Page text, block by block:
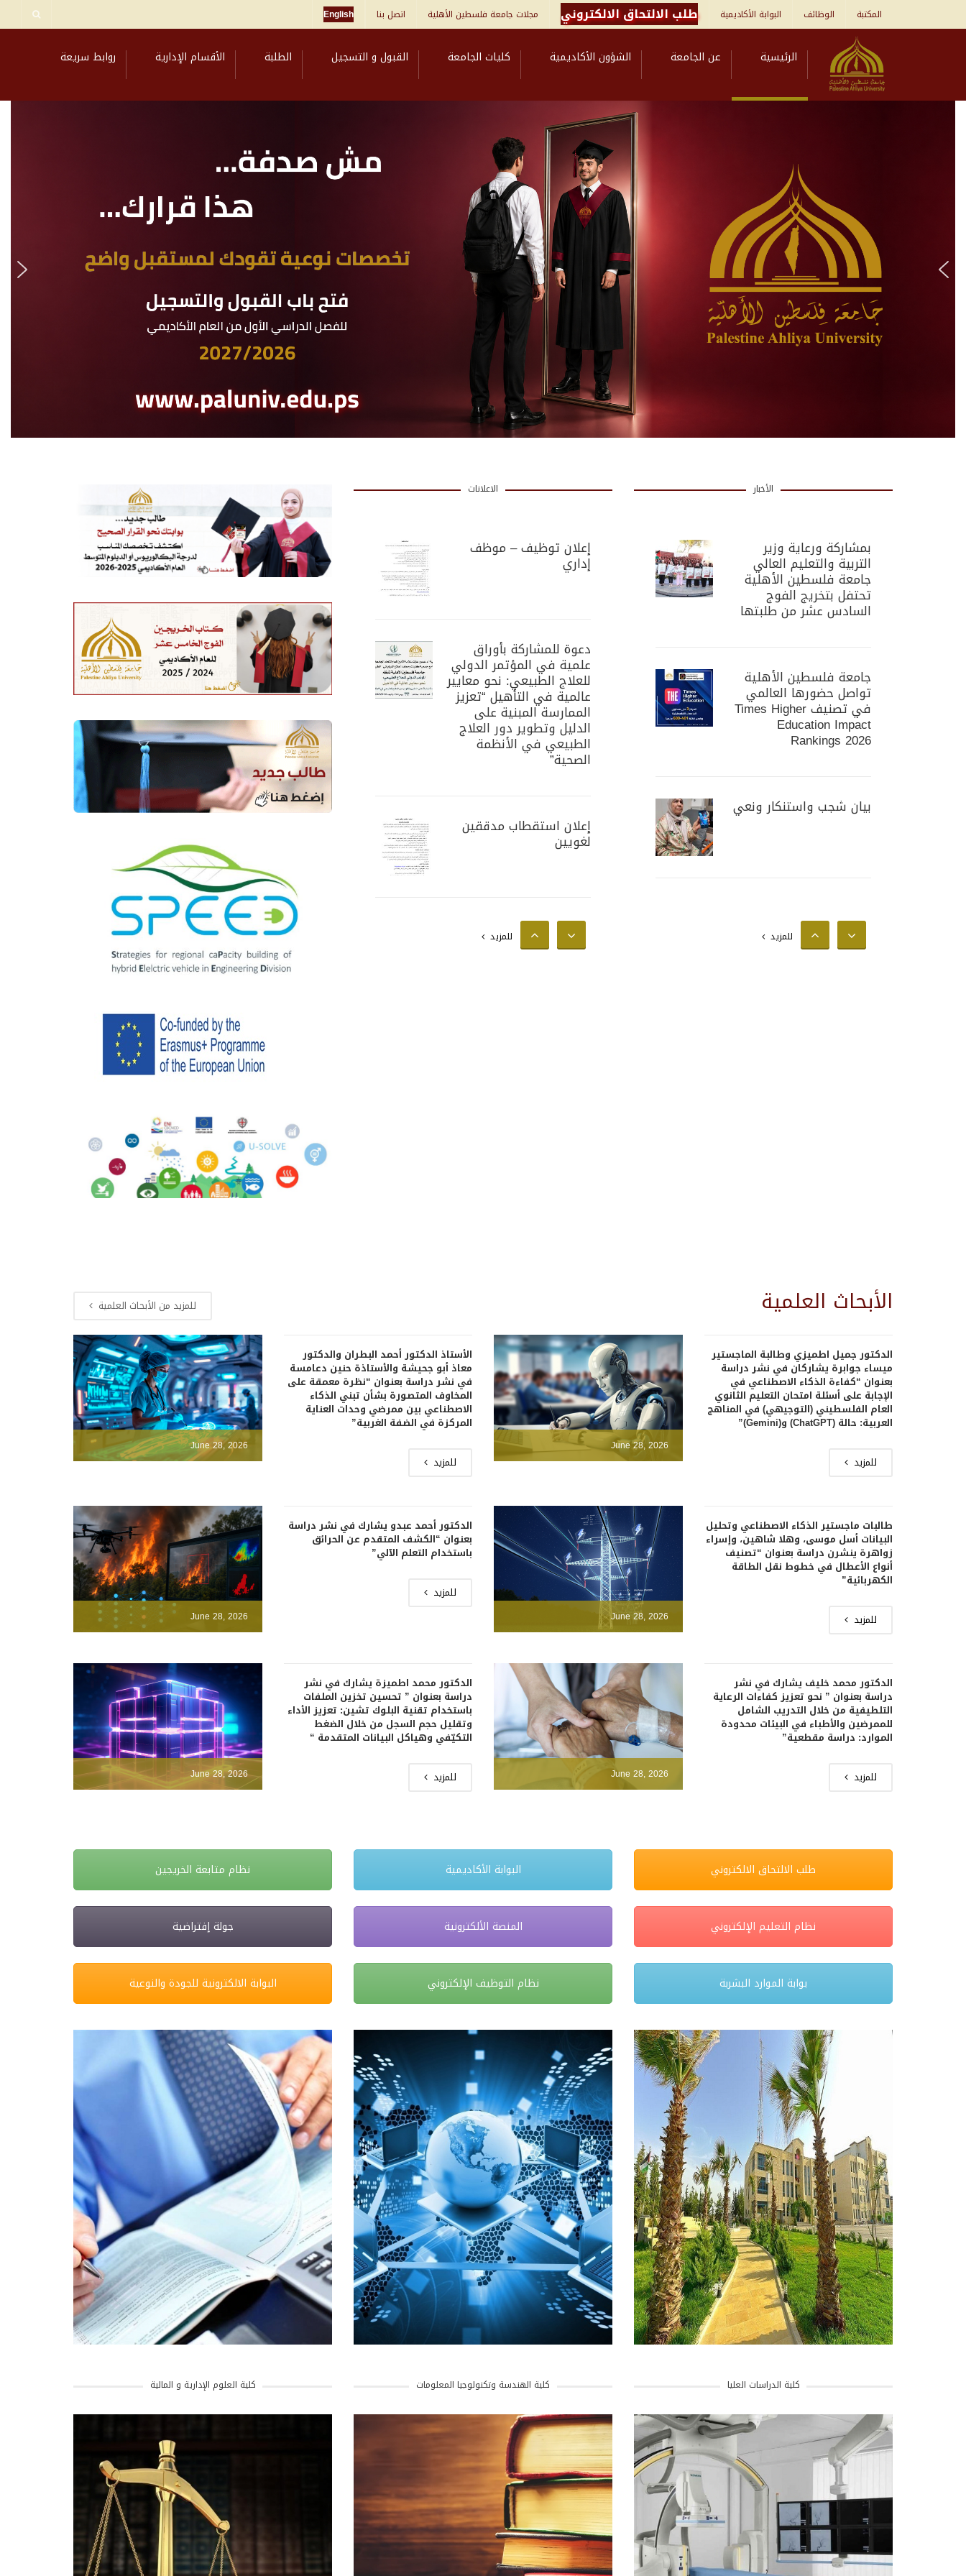
المكتبة الوظائف البوابة الأكاديمية طلب الالتحاق الالكتروني مجلات جامعة فلسطين الأهلية اتصل بنا English
الرئيسية عن الجامعة الشؤون الأكاديمية كليات الجامعة القبول و التسجيل الطلبة الأقسام الإدارية روابط سريعة
الاعلانات
إعلان توظيف – موظف
إداري
دعوة للمشاركة بأوراق
علمية في المؤتمر الدولي
للعلاج الطبيعي: نحو معايير
عالمية في التأهيل “تعزيز
الممارسة المبنية على
الدليل وتطوير دور العلاج
الطبيعي في الأنظمة
الصحية”
إعلان استقطاب مدققين
لغويين
إعلان استقطاب محللين
إحصائيين للمزيد
الأخبار
بمشاركة ورعاية وزير
التربية والتعليم العالي
جامعة فلسطين الأهلية
تحتفل بتخريج الفوج
السادس عشر من طلبتها
جامعة فلسطين الأهلية
تواصل حضورها العالمي
في تصنيف Times Higher
Education Impact
Rankings 2026
بيان شجب واستنكار ونعي
تستضيف وزير الزراعة
الفلسطيني لبحث سبل
تعزيز التعاون المشترك في
للمزيد
الأبحاث العلمية للمزيد من الأبحاث العلمية
June 28, 2026
الأستاذ الدكتور أحمد البطران والدكتور
معاذ أبو جحيشة والأستاذة حنين دعامسة
في نشر دراسة بعنوان “نظرة معمقة على
المخاوف المتصورة بشأن تبني الذكاء
الاصطناعي بين ممرضي وحدات العناية
المركزة في الضفة الغربية”
للمزيد
June 28, 2026
الدكتور جميل اطميزي وطالبة الماجستير
ميساء جوابرة يشاركان في نشر دراسة
بعنوان “كفاءة الذكاء الاصطناعي في
الإجابة على أسئلة امتحان التعليم الثانوي
العام الفلسطيني (التوجيهي) في المناهج
العربية: حالة (ChatGPT) و(Gemini)”
للمزيد
June 28, 2026
الدكتور أحمد عبدو يشارك في نشر دراسة
بعنوان “الكشف المتقدم عن الحرائق
باستخدام التعلم الآلي”
للمزيد
June 28, 2026
طالبات ماجستير الذكاء الاصطناعي وتحليل
البيانات أسل موسى، وهلا شاهين، وإسراء
زواهرة ينشرن دراسة بعنوان “تصنيف
أنواع الأعطال في خطوط نقل الطاقة
الكهربائية”
للمزيد
June 28, 2026
الدكتور محمد اطميزة يشارك في نشر
دراسة بعنوان ” تحسين تخزين الملفات
باستخدام تقنية البلوك تشين: تعزيز الأداء
وتقليل حجم السجل من خلال الضغط
التكيّفي وهياكل البيانات المتقدمة “
للمزيد June 28, 2026
الدكتور محمد خليف يشارك في نشر
دراسة بعنوان ” نحو تعزيز كفاءات الرعاية
التلطيفية من خلال التدريب الشامل
للممرضين والأطباء في البيئات محدودة
الموارد: دراسة مقطعية”
للمزيد
نظام متابعة الخريجين البوابة الأكاديمية طلب الالتحاق الالكتروني
جولة إفتراضية المنصة الألكترونية نظام التعليم الإلكتروني
البوابة الالكترونية للجودة والنوعية نظام التوظيف الإلكتروني بوابة الموارد البشربة
كلية العلوم الإدارية و المالية كلية الهندسة وتكنولوجيا المعلومات كلية الدراسات العليا